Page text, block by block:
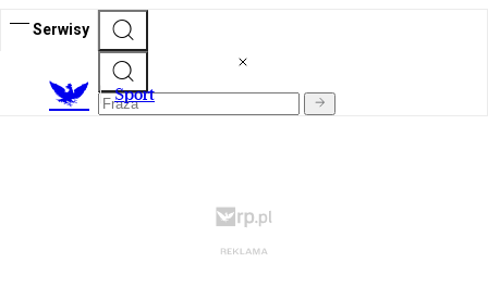
Serwisy
Sport